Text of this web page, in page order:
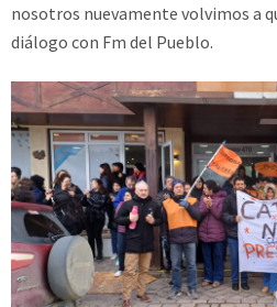
nosotros nuevamente volvimos a
diálogo con Fm del Pueblo.